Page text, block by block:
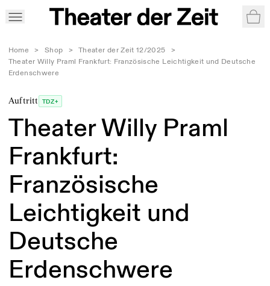
Home > Shop > Theater der Zeit 12/2025
>
Theater Willy Praml Frankfurt: Französische Leichtigkeit und Deutsche
Erdenschwere
Auftritt TDZ+
Theater Willy Praml
Frankfurt:
Französische
Leichtigkeit und
Deutsche
Erdenschwere